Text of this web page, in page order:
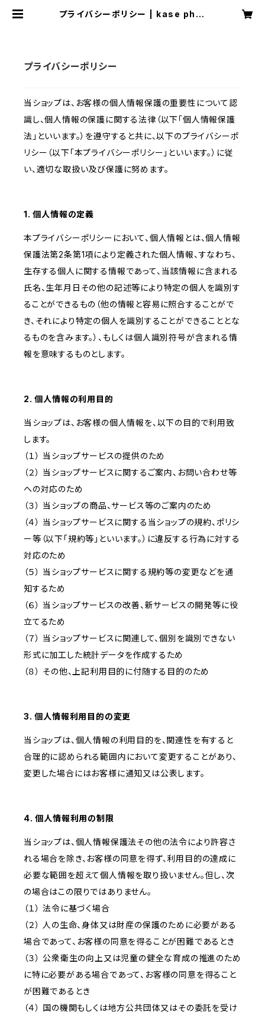
プライバシーポリシー | kase phot
プライバシーポリシー
当ショップは、お客様の個人情報保護の重要性について認
識し、個人情報の保護に関する法律（以下「個人情報保護
法」といいます。）を遵守すると共に、以下のプライバシーポ
リシー（以下「本プライバシーポリシー」といいます。）に従
い、適切な取扱い及び保護に努めます。
1. 個人情報の定義
本プライバシーポリシーにおいて、個人情報とは、個人情報
保護法第2条第1項により定義された個人情報、すなわち、
生存する個人に関する情報であって、当該情報に含まれる
氏名、生年月日その他の記述等により特定の個人を識別す
ることができるもの（他の情報と容易に照合することがで
き、それにより特定の個人を識別することができることとな
るものを含みます。）、もしくは個人識別符号が含まれる情
報を意味するものとします。
2. 個人情報の利用目的
当ショップは、お客様の個人情報を、以下の目的で利用致
します。
（１） 当ショップサービスの提供のため
（２） 当ショップサービスに関するご案内、お問い合わせ等
への対応のため
（３） 当ショップの商品、サービス等のご案内のため
（４） 当ショップサービスに関する当ショップの規約、ポリシ
ー等（以下「規約等」といいます。）に違反する行為に対する
対応のため
（５） 当ショップサービスに関する規約等の変更などを通
知するため
（６） 当ショップサービスの改善、新サービスの開発等に役
立てるため
（７） 当ショップサービスに関連して、個別を識別できない
形式に加工した統計データを作成するため
（８） その他、上記利用目的に付随する目的のため
3. 個人情報利用目的の変更
当ショップは、個人情報の利用目的を、関連性を有すると
合理的に認められる範囲内において変更することがあり、
変更した場合にはお客様に通知又は公表します。
4. 個人情報利用の制限
当ショップは、個人情報保護法その他の法令により許容さ
れる場合を除き、お客様の同意を得ず、利用目的の達成に
必要な範囲を超えて個人情報を取り扱いません。但し、次
の場合はこの限りではありません。
（１） 法令に基づく場合
（２） 人の生命、身体又は財産の保護のために必要がある
場合であって、お客様の同意を得ることが困難であるとき
（３） 公衆衛生の向上又は児童の健全な育成の推進のため
に特に必要がある場合であって、お客様の同意を得ること
が困難であるとき
（４） 国の機関もしくは地方公共団体又はその委託を受け